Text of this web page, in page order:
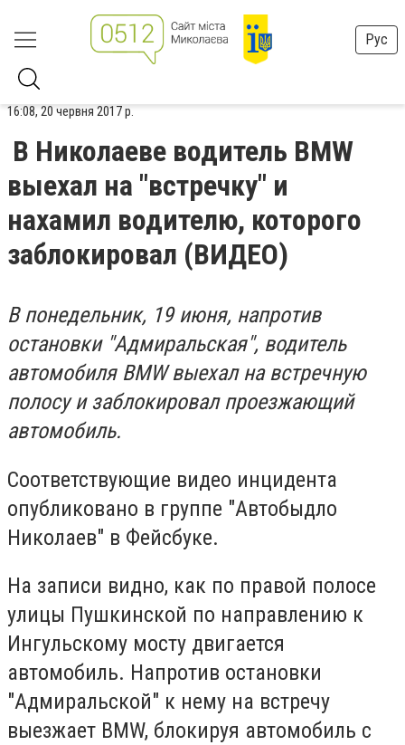
Рус
16:08, 20 червня 2017 р.
В Николаеве водитель BMW
выехал на "встречку" и
нахамил водителю, которого
заблокировал (ВИДЕО)
В понедельник, 19 июня, напротив
остановки "Адмиральская", водитель
автомобиля BMW выехал на встречную
полосу и заблокировал проезжающий
автомобиль.
Соответствующие видео инцидента
опубликовано в группе "Автобыдло
Николаев" в Фейсбуке.
На записи видно, как по правой полосе
улицы Пушкинской по направлению к
Ингульскому мосту двигается
автомобиль. Напротив остановки
"Адмиральской" к нему на встречу
выезжает BMW, блокируя автомобиль с